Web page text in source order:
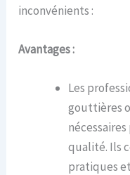
inconvénients :
Avantages :
Les
gouttières
qualité. Ils
pratiques